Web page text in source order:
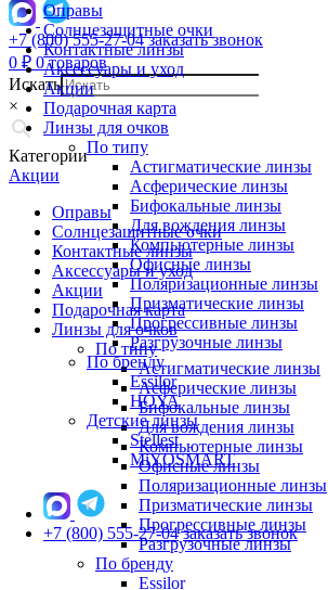
+7 (800) 555-27-04 заказать звонок
0 ₽ 0 товаров
Искать
×
Категории
Акции
Оправы
Солнцезащитные очки
Контактные линзы
Аксессуары и уход
Акции
Подарочная карта
Линзы для очков
По типу
Астигматические линзы
Асферические линзы
Бифокальные линзы
Для вождения линзы
Компьютерные линзы
Офисные линзы
Поляризационные линзы
Призматические линзы
Прогрессивные линзы
Разгрузочные линзы
По бренду
Essilor
Оправы
Солнцезащитные очки
Контактные линзы
Аксессуары и уход
Акции
Подарочная карта
Линзы для очков
По типу
Астигматические линзы
Асферические линзы
Бифокальные линзы
Для вождения линзы
Компьютерные линзы
Офисные линзы
Поляризационные линзы
Призматические линзы
Прогрессивные линзы
Разгрузочные линзы
По бренду
Essilor
HOYA
Детские линзы
Stellest
MiYOSMART
+7 (800) 555-27-04 заказать звонок